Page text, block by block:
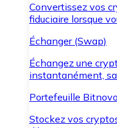
Convertissez vos
fiduciaire lorsque
Échanger (Swap)
Échangez une
instantanément,
Portefeuille Bitnovo
Stockez vos